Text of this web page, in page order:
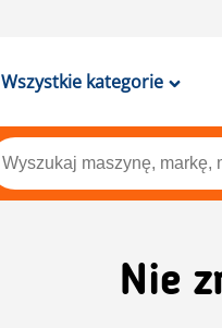
Wszystkie kategorie
Nie